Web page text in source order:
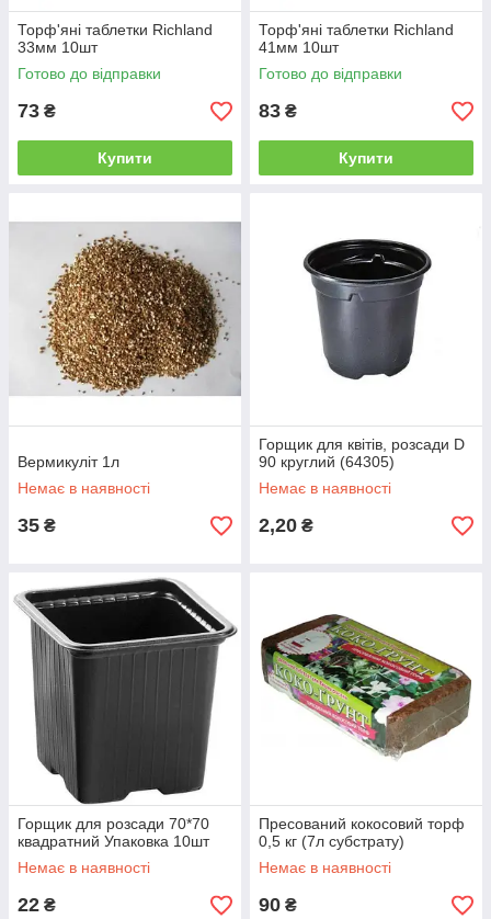
Торф'яні таблетки Richland
33мм 10шт
Готово до відправки
73 ₴
Купити
Торф'яні таблетки Richland
41мм 10шт
Готово до відправки
83 ₴
Купити
Вермикуліт 1л
Немає в наявності
35 ₴
Горщик для квітів, розсади D
90 круглий (64305)
Немає в наявності
2,20 ₴
Горщик для розсади 70*70
квадратний Упаковка 10шт
Немає в наявності
22 ₴
Пресований кокосовий торф
0,5 кг (7л субстрату)
Немає в наявності
90 ₴